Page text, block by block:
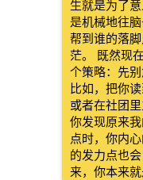
生就是为了
是机械地往
帮到谁的落
茫。 既然现
个策略：先
比如，把你
或者在社团
你发现原来
点时，你内
的发力点也
来，你本来就